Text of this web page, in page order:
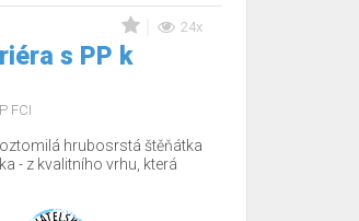
24x
s PP k
FCI
hrubosrstá štěňátka
- z kvalitního vrhu, která